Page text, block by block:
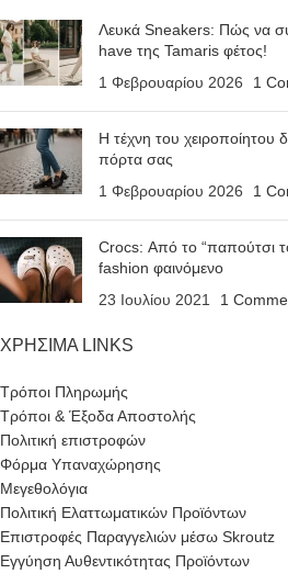
Λευκά Sneakers: Πώς να
have της Tamaris φέτος!
1 Φεβρουαρίου 2026
1
Η τέχνη του χειροποίητου
πόρτα σας
1 Φεβρουαρίου 2026
1
Crocs: Από το “παπούτσι
fashion φαινόμενο
23 Ιουλίου 2021
1
ΧΡΗΣΙΜΑ LINKS
Τρόποι Πληρωμής
Τρόποι & Έξοδα Αποστολής
Πολιτική επιστροφών
Φόρμα Υπαναχώρησης
Μεγεθολόγια
Πολιτική Ελαττωματικών Προϊόντων
Επιστροφές Παραγγελιών μέσω Skroutz
Εγγύηση Αυθεντικότητας Προϊόντων